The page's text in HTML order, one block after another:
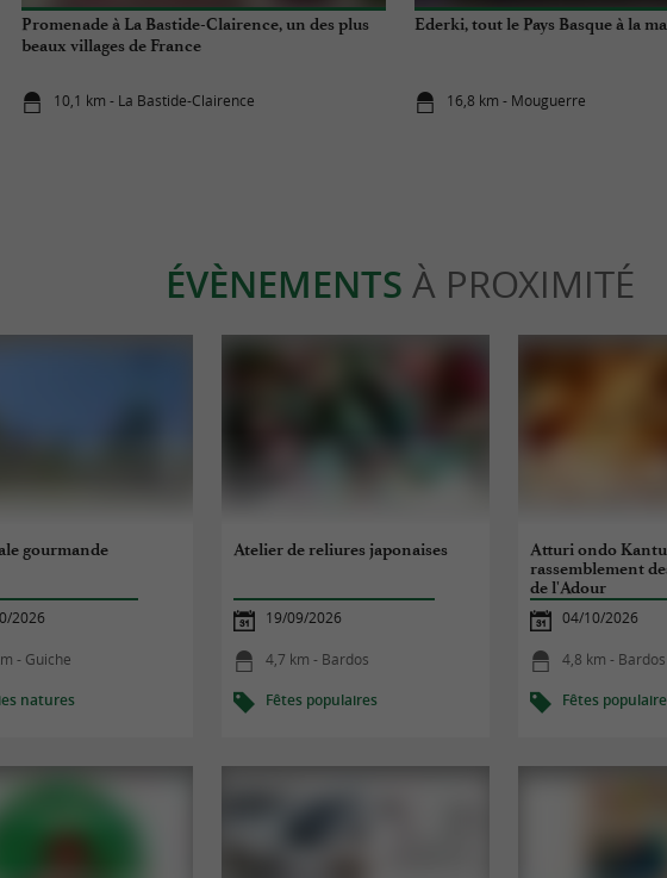
Promenade à La Bastide-Clairence, un des plus
beaux villages de France
10,1 km - La Bastide-Clairence
Ederki, tout le Pays Basque à la
16,8 km - Mouguerre
ÉVÈNEMENTS À PROXIMITÉ
gourmande
2026
- Guiche
natures
Atelier de reliures japonaises
19/09/2026
4,7 km - Bardos
Fêtes populaires
Atturi ondo
rassemblement
de l'Adour
04/10/2026
4,8 km - Bardos
Fêtes